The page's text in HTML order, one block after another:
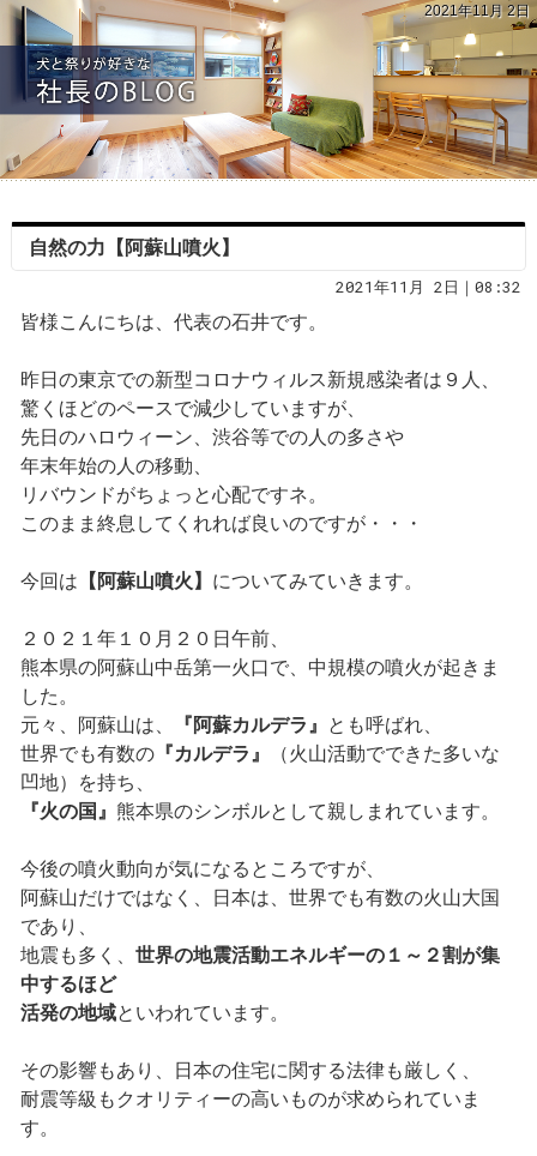
2021年11月 2日
自然の力【阿蘇山噴火】
2021年11月 2日｜08:32
皆様こんにちは、代表の石井です。
昨日の東京での新型コロナウィルス新規感染者は９人、
驚くほどのペースで減少していますが、
先日のハロウィーン、渋谷等での人の多さや
年末年始の人の移動、
リバウンドがちょっと心配ですネ。
このまま終息してくれれば良いのですが・・・
今回は 【阿蘇山噴火】 についてみていきます。
２０２１年１０月２０日午前、
熊本県の阿蘇山中岳第一火口で、中規模の噴火が起きま
した。
元々、阿蘇山は、
『阿蘇カルデラ』
とも呼ばれ、
世界でも有数の『カルデラ』
（火山活動でできた多いな
凹地）を持ち、
『火の国』 熊本県のシンボルとして親しまれています。
今後の噴火動向が気になるところですが、
阿蘇山だけではなく、日本は、世界でも有数の火山大国
であり、
地震も多く、 世界の地震活動エネルギーの１～２割が集
中するほど
活発の地域といわれています。
その影響もあり、日本の住宅に関する法律も厳しく、
耐震等級もクオリティーの高いものが求められていま
す。